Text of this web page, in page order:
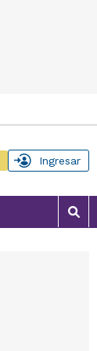
Ingresar
M
o